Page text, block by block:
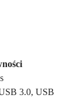
3.0, USB